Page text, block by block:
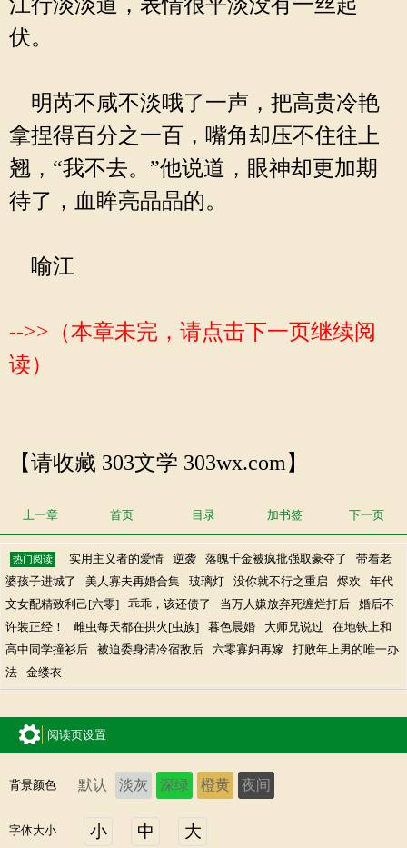
伏。
明芮不咸不淡哦了一声，把高贵冷艳
拿捏得百分之一百，嘴角却压不住往上
翘，“我不去。”他说道，眼神却更加期
待了，血眸亮晶晶的。
喻江
-->>（本章未完，请点击下一页继续阅
读）
【请收藏 303文学 303wx.com】
上一章 首页 目录 加书签 下一页
热门阅读 实用主义者的爱情 逆袭 落魄千金被疯批强取豪夺了
带着老
婆孩子进城了
美人寡夫再婚合集 玻璃灯 没你就不行之重启 烬欢
年代
文女配精致利己[六零]
乖乖，该还债了 当万人嫌放弃死缠烂打后
婚后不
许装正经！
雌虫每天都在拱火[虫族] 暮色晨婚 大师兄说过
在地铁上和
高中同学撞衫后
被迫委身清冷宿敌后 六零寡妇再嫁
打败年上男的唯一办
法
金缕衣
阅读页设置
背景颜色 默认 淡灰 深绿 橙黄 夜间
字体大小 小 中 大